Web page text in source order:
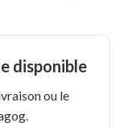
disponible
ou le